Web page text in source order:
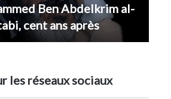
Ben Abdelkrim al-
cent ans après
les réseaux sociaux